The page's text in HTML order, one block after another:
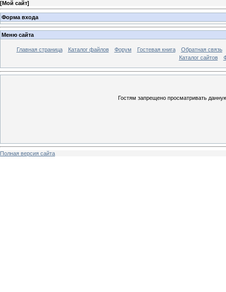
[Мой сайт]
Форма входа
Меню сайта
Главная страница Каталог файлов Форум Гостевая книга
Обратная связь
Каталог сайтов
Гостям запрещено просматривать
Полная версия сайта